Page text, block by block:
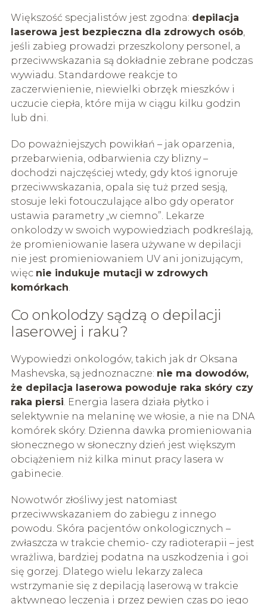
Większość specjalistów jest zgodna: depilacja
laserowa jest bezpieczna dla zdrowych osób,
jeśli zabieg prowadzi przeszkolony personel, a
przeciwwskazania są dokładnie zebrane podczas
wywiadu. Standardowe reakcje to
zaczerwienienie, niewielki obrzęk mieszków i
uczucie ciepła, które mija w ciągu kilku godzin
lub dni.
Do poważniejszych powikłań – jak oparzenia,
przebarwienia, odbarwienia czy blizny –
dochodzi najczęściej wtedy, gdy ktoś ignoruje
przeciwwskazania, opala się tuż przed sesją,
stosuje leki fotouczulające albo gdy operator
ustawia parametry „w ciemno”. Lekarze
onkolodzy w swoich wypowiedziach podkreślają,
że promieniowanie lasera używane w depilacji
nie jest promieniowaniem UV ani jonizującym,
więc nie indukuje mutacji w zdrowych
komórkach.
Co onkolodzy sądzą o depilacji
laserowej i raku?
Wypowiedzi onkologów, takich jak dr Oksana
Mashevska, są jednoznaczne: nie ma dowodów,
że depilacja laserowa powoduje raka skóry czy
raka piersi. Energia lasera działa płytko i
selektywnie na melaninę we włosie, a nie na DNA
komórek skóry. Dzienna dawka promieniowania
słonecznego w słoneczny dzień jest większym
obciążeniem niż kilka minut pracy lasera w
gabinecie.
Nowotwór złośliwy jest natomiast
przeciwwskazaniem do zabiegu z innego
powodu. Skóra pacjentów onkologicznych –
zwłaszcza w trakcie chemio- czy radioterapii – jest
wrażliwa, bardziej podatna na uszkodzenia i goi
się gorzej. Dlatego wielu lekarzy zaleca
wstrzymanie się z depilacją laserową w trakcie
aktywnego leczenia i przez pewien czas po jego